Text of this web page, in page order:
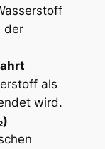
der
als
wird.